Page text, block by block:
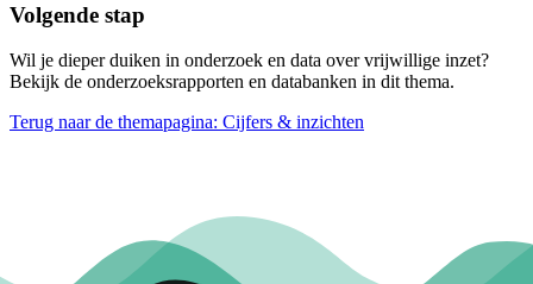
Volgende stap
Wil je dieper duiken in onderzoek en data over vrijwillige inzet?
Bekijk de onderzoeksrapporten en databanken in dit thema.
Terug naar de themapagina: Cijfers & inzichten